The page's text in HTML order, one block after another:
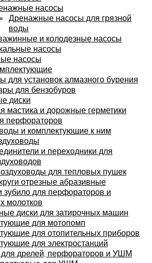
насосы
Дренажные насосы для грязной
воды
и колодезные насосы
насосы
насосы
для установок алмазного бурения
для бензобуров
диски
мастика и дорожные герметики
перфораторов
и комплектующие к ним
и переходники для
для тепловых пушек
отрезные абразивные
зубило для перфораторов и
молотков
диски для затирочных машин
для мотопомп
для отопительных приборов
для электростанций
для дрелей, перфораторов и УШМ